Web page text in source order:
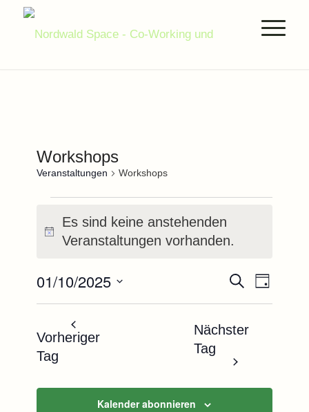
Workshops
Veranstaltungen Workshops
für
1.Oktober.2025
Hinweis
Es sind keine anstehenden
Veranstaltungen vorhanden.
Suche
Ansichten,
Navigation
Suche
Tag
01/10/2025
Datum
wählen.
Vorheriger
Tag
Nächster
Tag
Kalender abonnieren